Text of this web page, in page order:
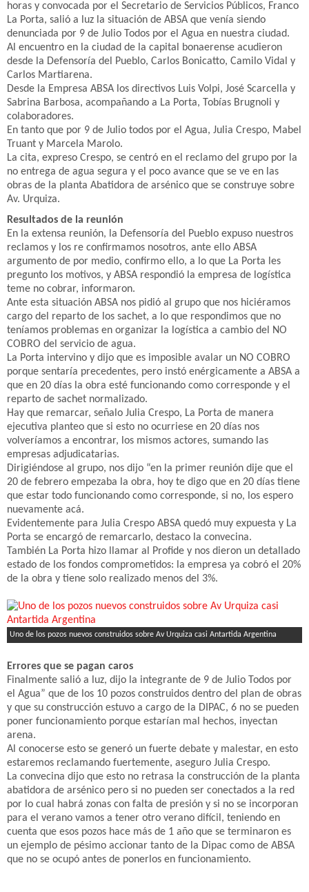
horas y convocada por el Secretario de Servicios Públicos, Franco
La Porta, salió a luz la situación de ABSA que venía siendo
denunciada por 9 de Julio Todos por el Agua en nuestra ciudad.
Al encuentro en la ciudad de la capital bonaerense acudieron
desde la Defensoría del Pueblo, Carlos Bonicatto, Camilo Vidal y
Carlos Martiarena.
Desde la Empresa ABSA los directivos Luis Volpi, José Scarcella y
Sabrina Barbosa, acompañando a La Porta, Tobías Brugnoli y
colaboradores.
En tanto que por 9 de Julio todos por el Agua, Julia Crespo, Mabel
Truant y Marcela Marolo.
La cita, expreso Crespo, se centró en el reclamo del grupo por la
no entrega de agua segura y el poco avance que se ve en las
obras de la planta Abatidora de arsénico que se construye sobre
Av. Urquiza.
Resultados de la reunión
En la extensa reunión, la Defensoría del Pueblo expuso nuestros
reclamos y los re confirmamos nosotros, ante ello ABSA
argumento de por medio, confirmo ello, a lo que La Porta les
pregunto los motivos, y ABSA respondió la empresa de logística
teme no cobrar, informaron.
Ante esta situación ABSA nos pidió al grupo que nos hiciéramos
cargo del reparto de los sachet, a lo que respondimos que no
teníamos problemas en organizar la logística a cambio del NO
COBRO del servicio de agua.
La Porta intervino y dijo que es imposible avalar un NO COBRO
porque sentaría precedentes, pero instó enérgicamente a ABSA a
que en 20 días la obra esté funcionando como corresponde y el
reparto de sachet normalizado.
Hay que remarcar, señalo Julia Crespo, La Porta de manera
ejecutiva planteo que si esto no ocurriese en 20 días nos
volveríamos a encontrar, los mismos actores, sumando las
empresas adjudicatarias.
Dirigiéndose al grupo, nos dijo “en la primer reunión dije que el
20 de febrero empezaba la obra, hoy te digo que en 20 días tiene
que estar todo funcionando como corresponde, si no, los espero
nuevamente acá.
Evidentemente para Julia Crespo ABSA quedó muy expuesta y La
Porta se encargó de remarcarlo, destaco la convecina.
También La Porta hizo llamar al Profide y nos dieron un detallado
estado de los fondos comprometidos: la empresa ya cobró el 20%
de la obra y tiene solo realizado menos del 3%.
Uno de los pozos nuevos construidos sobre Av Urquiza casi Antartida Argentina
Errores que se pagan caros
Finalmente salió a luz, dijo la integrante de 9 de Julio Todos por
el Agua” que de los 10 pozos construidos dentro del plan de obras
y que su construcción estuvo a cargo de la DIPAC, 6 no se pueden
poner funcionamiento porque estarían mal hechos, inyectan
arena.
Al conocerse esto se generó un fuerte debate y malestar, en esto
estaremos reclamando fuertemente, aseguro Julia Crespo.
La convecina dijo que esto no retrasa la construcción de la planta
abatidora de arsénico pero si no pueden ser conectados a la red
por lo cual habrá zonas con falta de presión y si no se incorporan
para el verano vamos a tener otro verano difícil, teniendo en
cuenta que esos pozos hace más de 1 año que se terminaron es
un ejemplo de pésimo accionar tanto de la Dipac como de ABSA
que no se ocupó antes de ponerlos en funcionamiento.